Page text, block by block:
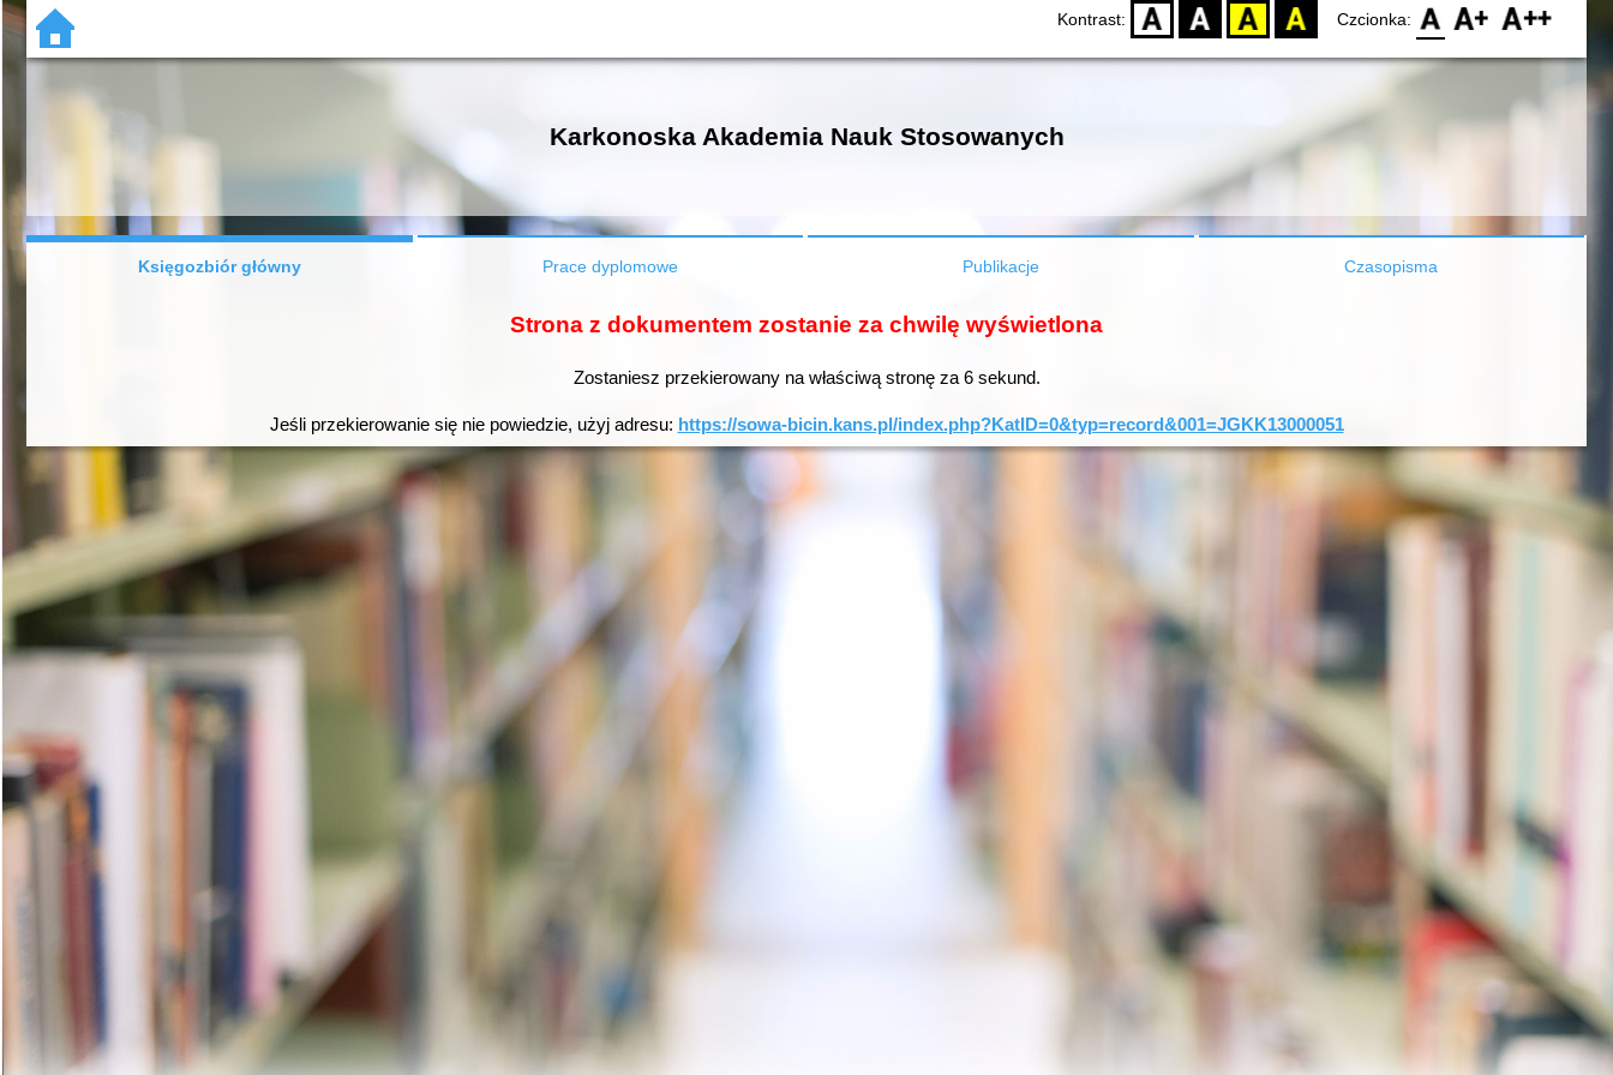
Kontrast: D BW YB BY Czcionka: F0 F1 F2
Karkonoska Akademia Nauk Stosowanych
Księgozbiór główny Prace dyplomowe Publikacje Czasopisma
Strona z dokumentem zostanie za chwilę wyświetlona
Zostaniesz przekierowany na właściwą stronę za 6sekund.
Jeśli przekierowanie się nie powiedzie, użyj adresu: https://sowa-bicin.kans.pl/index.php?KatID=0&typ=record&001=JGKK13000051